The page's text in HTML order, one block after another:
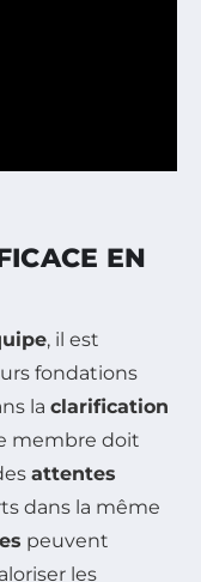
EN
, il est
fondations
la clarification
membre doit
attentes
dans la même
peuvent
les